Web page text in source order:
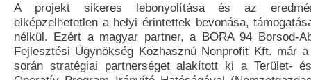
A projekt sikeres lebonyolítása és az
elképzelhetetlen a helyi érintettek bevonása,
nélkül. Ezért a magyar partner, a BORA 94 Borsod-
Fejlesztési Ügynökség Közhasznú Nonprofit Kft. már
során stratégiai partnerséget alakított ki a Terület-